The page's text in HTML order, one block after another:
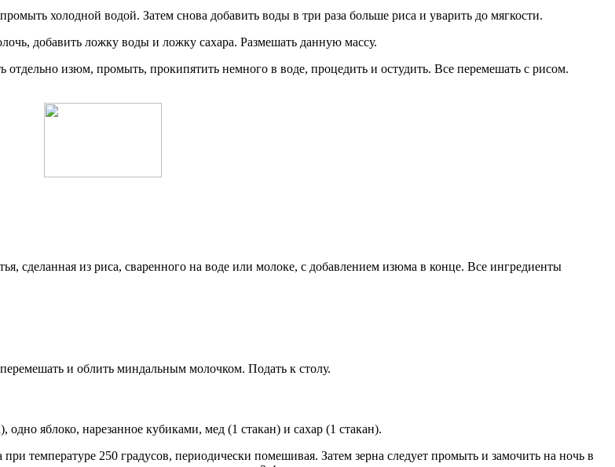
холодной водой. Затем снова добавить воды в три раза больше риса и уварить до мягкости.
добавить ложку воды и ложку сахара. Размешать данную массу.
изюм, промыть, прокипятить немного в воде, процедить и остудить. Все перемешать с рисом.
сделанная из риса, сваренного на воде или молоке, с добавлением изюма в конце. Все ингредиенты
и облить миндальным молочком. Подать к столу.
яблоко, нарезанное кубиками, мед (1 стакан) и сахар (1 стакан).
температуре 250 градусов, периодически помешивая. Затем зерна следует промыть и замочить на ночь в